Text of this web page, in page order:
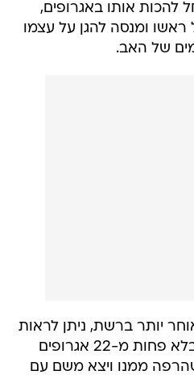
להכות אותו באגרופים,
ראשו ומנסה להגן על עצמו
של האב.
יותר ברשת, ניתן לראות
שהאב הכה את המורה בלא פחות מ-22 אגרופים
שהרפה ממנו ויצא משם עם